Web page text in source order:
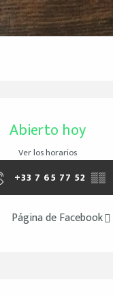
Abierto hoy
Ver los horarios
+33 7 65 77 52 ▒▒
Página de Facebook